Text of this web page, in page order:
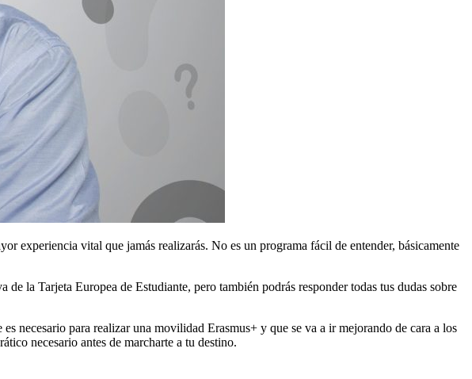
experiencia vital que jamás realizarás. No es un programa fácil de entender, básicamente
la Tarjeta Europea de Estudiante, pero también podrás responder todas tus dudas sobre
necesario para realizar una movilidad Erasmus+ y que se va a ir mejorando de cara a los
necesario antes de marcharte a tu destino.